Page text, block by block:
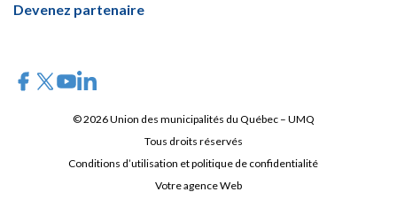
Devenez partenaire
© 2026 Union des municipalités du Québec – UMQ
Tous droits réservés
Conditions d’utilisation et politique de confidentialité
Votre agence Web